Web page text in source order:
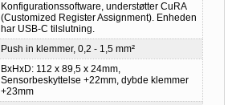
Konfigurationssoftware, understøtter CuRA
(Customized Register Assignment). Enheden
har USB-C tilslutning.
Push in klemmer, 0,2 - 1,5 mm²
BxHxD: 112 x 89,5 x 24mm,
Sensorbeskyttelse +22mm, dybde klemmer
+23mm